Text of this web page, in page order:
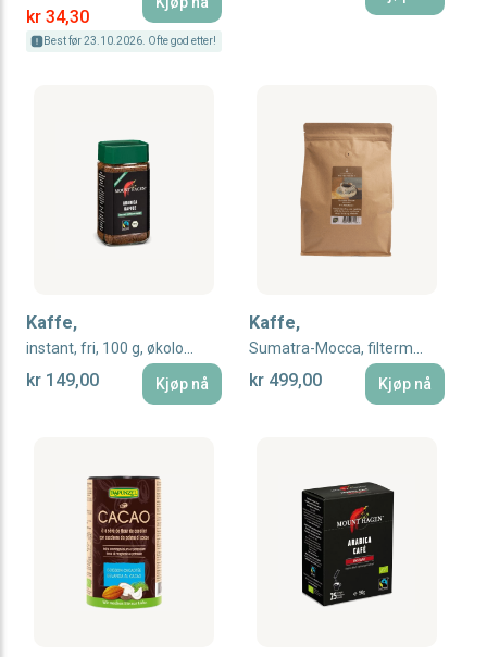
Special Price
kr 34,30
Best før 23.10.2026. Ofte god etter!
Kaffe,
kr 149,00 Kjøp nå
Kaffe,
kr 499,00 Kjøp nå